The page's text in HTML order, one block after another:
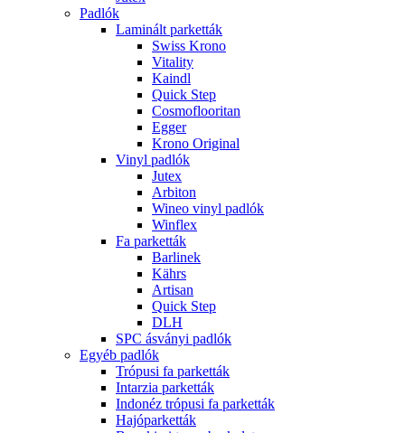
Padlók
Laminált parketták
Swiss Krono
Vitality
Kaindl
Quick Step
Cosmoflooritan
Egger
Krono Original
Vinyl padlók
Jutex
Arbiton
Wineo vinyl padlók
Winflex
Fa parketták
Barlinek
Kährs
Artisan
Quick Step
DLH
SPC ásványi padlók
Egyéb padlók
Trópusi fa parketták
Intarzia parketták
Indonéz trópusi fa parketták
Hajóparketták